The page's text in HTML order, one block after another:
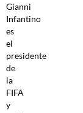
Gianni
Infantino
es
el
presidente
de
la
FIFA
y